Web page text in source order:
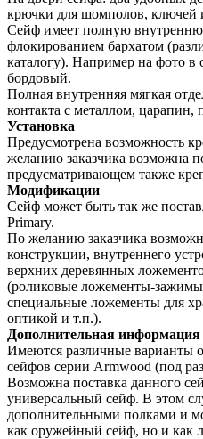
крючки для шомполов, ключей
Сейф имеет полную
флокированием бархатом
каталогу). Например на фото в
бордовый.
Полная внутренняя мягкая
контакта с металлом, царапин,
Установка
Предусмотрена возможность
желанию заказчика возможна
предусматривающем также
Модификации
Сейф может быть так же
Primary.
По желанию заказчика
конструкции, внутреннего
верхних деревянных
(роликовые ложементы-зажимы
специальные ложементы для
оптикой и т.п.).
Дополнительная информация
Имеются различные варианты
сейфов серии Armwood (под
Возможна поставка данного
универсальный сейф. В этом
дополнительными полками и
как оружейный сейф, но и как